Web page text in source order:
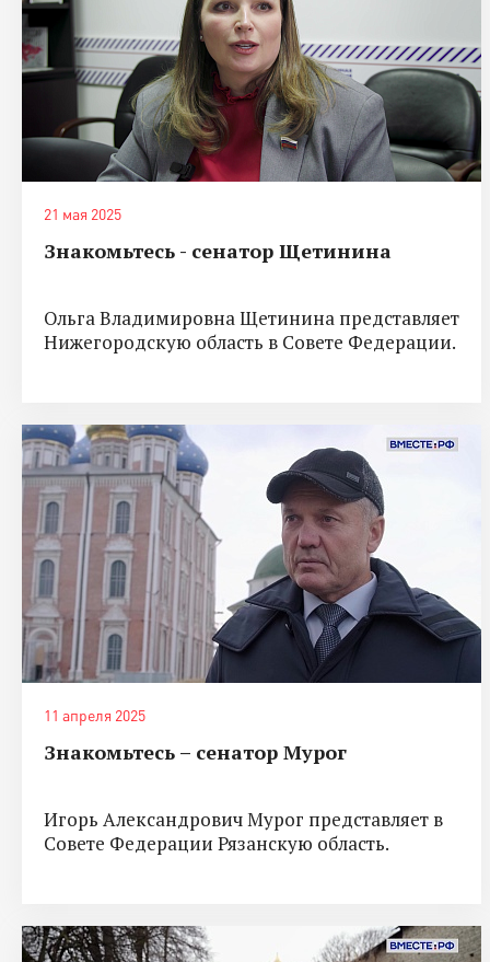
21 мая 2025
Знакомьтесь - сенатор Щетинина
Ольга Владимировна Щетинина представляет
Нижегородскую область в Совете Федерации.
11 апреля 2025
Знакомьтесь – сенатор Мурог
Игорь Александрович Мурог представляет в
Совете Федерации Рязанскую область.